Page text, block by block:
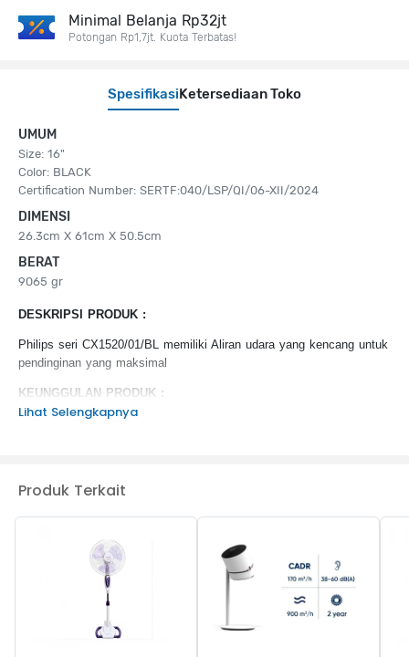
Spesifikasi Ketersediaan Toko
UMUM
Size: 16"
Color: BLACK
Certification Number: SERTF:040/LSP/QI/06-XII/2024
DIMENSI
26.3cm X 61cm X 50.5cm
BERAT
9065 gr
DESKRIPSI PRODUK :
Philips seri CX1520/01/BL memiliki Aliran udara yang kencang untuk
pendinginan yang maksimal
KEUNGGULAN PRODUK :
Dapat dimiringkan dan berputar
Pengaturan tingkat kecepatan dengan remote control
Lihat Selengkapnya
Minimal Belanja Rp32jt
Potongan Rp1,7jt. Kuota Terbatas!
Produk Terkait